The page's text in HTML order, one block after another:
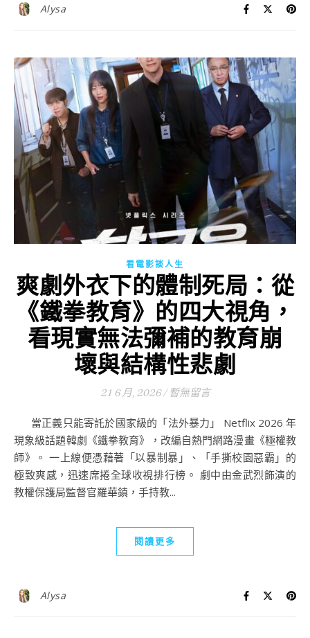
Alysa
看電影談人生
爽劇外衣下的體制死局：從
《鐵拳教育》的四大視角，
看現實無法彌補的教育崩
壞與結構性悲劇
21 6 月, 2026 / 暫無留言
當正義只能寄託於國家級的「法外暴力」 Netflix 2026 年
現象級話題韓劇《鐵拳教育》，改編自熱門網路漫畫《極權教
師》。 一上線便憑藉著「以暴制暴」、「手撕校園惡霸」的
極致爽感，迅速席捲全球收視排行榜。 劇中由金武烈飾演的
教權保護局監督官羅華鎮，手持教...
閱讀更多
Alysa